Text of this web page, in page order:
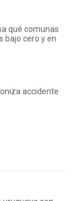
qué comunas
bajo cero y en
accidente